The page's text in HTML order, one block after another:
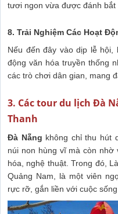
tươi ngon vừa được đánh bắt
8. Trải Nghiệm Các Hoạt
Nếu đến đây vào dịp lễ
động văn hóa truyền thống
các trò chơi dân gian, mang
3. Các tour du lịch Đà
Thanh
Đà Nẵng không chỉ thu hút
núi non hùng vĩ mà còn nhờ
hóa, nghệ thuật. Trong đó,
Quảng Nam, là một viên
rực rỡ, gắn liền với cuộc